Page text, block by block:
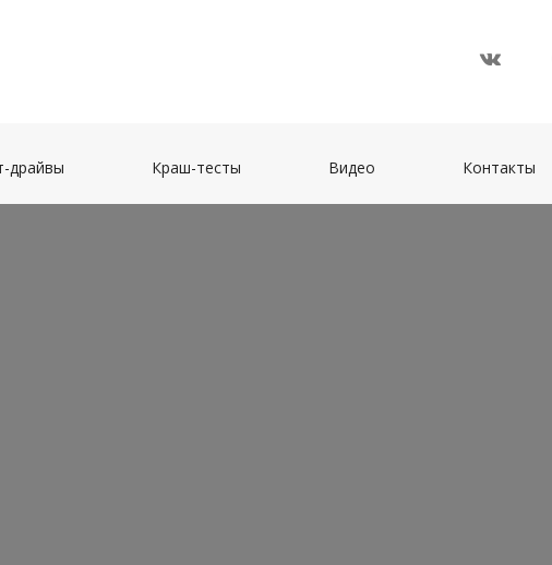
драйвы Краш-тесты Видео Контакты